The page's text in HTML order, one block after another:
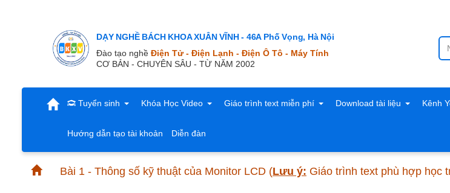
DẠY NGHỀ BÁCH KHOA XUÂN VĨNH - 46A Phố Vọng, Hà Nội
Đào tạo nghề Điện Tử - Điện Lạnh - Điện Ô Tô - Máy Tính
CƠ BẢN - CHUYÊN SÂU - TỪ NĂM 2002
Tuyển sinh Khóa Học Video Giáo trình text miễn phí Download tài liệu Kênh
Hướng dẫn tạo tài khoản Diễn đàn
Bài 1 - Thông số kỹ thuật của Monitor LCD (Lưu ý: Giáo trình text phù hợp học